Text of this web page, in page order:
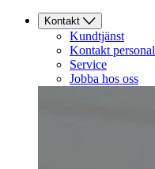
Kontakt
Kundtjänst
Kontakt personal
Service
Jobba hos oss